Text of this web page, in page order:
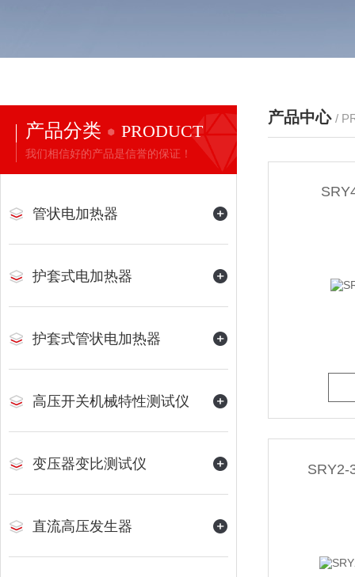
产品分类 PRODUCT
我们相信好的产品是信誉的保证！
管状电加热器
护套式电加热器
护套式管状电加热器
高压开关机械特性测试仪
变压器变比测试仪
直流高压发生器
产品中心 /
SRY2-